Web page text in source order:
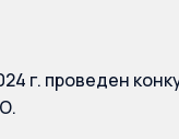
г. проведен